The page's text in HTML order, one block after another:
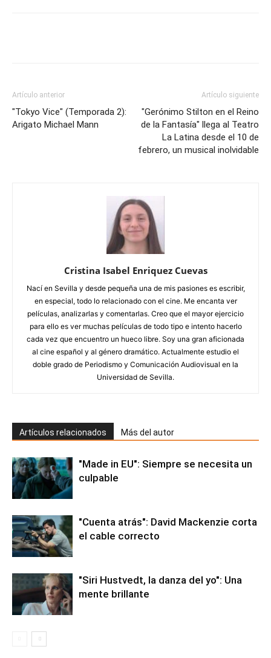
Artículo anterior
"Tokyo Vice" (Temporada 2):
Arigato Michael Mann
Artículo siguiente
"Gerónimo Stilton en el Reino
de la Fantasía" llega al Teatro
La Latina desde el 10 de
febrero, un musical inolvidable
Cristina Isabel Enriquez Cuevas
Nací en Sevilla y desde pequeña una de mis pasiones es escribir,
en especial, todo lo relacionado con el cine. Me encanta ver
películas, analizarlas y comentarlas. Creo que el mayor ejercicio
para ello es ver muchas películas de todo tipo e intento hacerlo
cada vez que encuentro un hueco libre. Soy una gran aficionada
al cine español y al género dramático. Actualmente estudio el
doble grado de Periodismo y Comunicación Audiovisual en la
Universidad de Sevilla.
Artículos relacionados Más del autor
"Made in EU": Siempre se necesita un
culpable
"Cuenta atrás": David Mackenzie corta
el cable correcto
"Siri Hustvedt, la danza del yo": Una
mente brillante